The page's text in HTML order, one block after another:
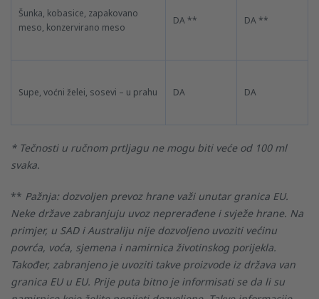
Šunka, kobasice, zapakovano
meso, konzervirano meso
DA ** DA **
Supe, voćni želei, sosevi – u prahu DA DA
* Tečnosti u ručnom prtljagu ne mogu biti veće od 100 ml
svaka.
** Pažnja: dozvoljen prevoz hrane važi unutar granica EU.
Neke države zabranjuju uvoz neprerađene i svježe hrane. Na
primjer, u SAD i Australiju nije dozvoljeno uvoziti većinu
povrća, voća, sjemena i namirnica životinskog porijekla.
Također, zabranjeno je uvoziti takve proizvode iz država van
granica EU u EU. Prije puta bitno je informisati se da li su